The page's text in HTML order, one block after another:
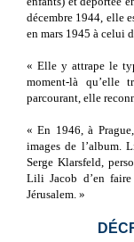
décembre 1944, elle
en mars 1945 à celui
« Elle y attrape le
moment-là qu’elle
parcourant, elle
« En 1946, à
images de l’album.
Serge Klarsfeld,
Lili Jacob d’en
Jérusalem. »